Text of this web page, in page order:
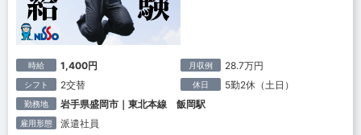
時給 1,400円 月収例 28.7万円
シフト 2交替 休日 5勤2休（土日）
勤務地 岩手県盛岡市｜東北本線 飯岡駅
雇用形態 派遣社員